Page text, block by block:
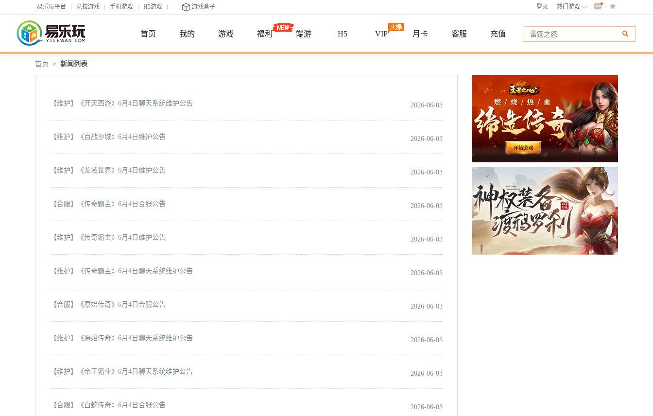
易乐玩平台 竞技游戏 手机游戏 H5游戏 游戏盒子 登录 热门游戏 • 
首页 我的 游戏 福利 端游 H5 VIP 月卡 客服 充值
首页 > 新闻列表
【维护】《开天西游》6月4日聊天系统维护公告 2026-06-03
【维护】《百战沙城》6月4日维护公告 2026-06-03
【维护】《龙域世界》6月4日维护公告 2026-06-03
【合服】《传奇霸主》6月4日合服公告 2026-06-03
【维护】《传奇霸主》6月4日维护公告 2026-06-03
【维护】《传奇霸主》6月4日聊天系统维护公告 2026-06-03
【合服】《原始传奇》6月4日合服公告 2026-06-03
【维护】《原始传奇》6月4日聊天系统维护公告 2026-06-03
【维护】《帝王霸业》6月4日聊天系统维护公告 2026-06-03
【合服】《白蛇传奇》6月4日合服公告 2026-06-03